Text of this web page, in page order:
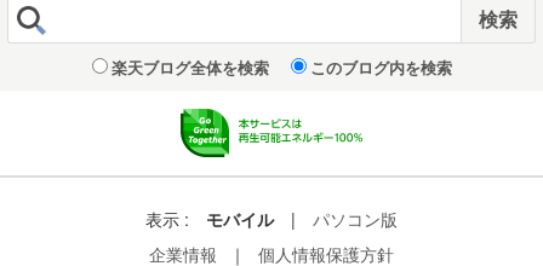
楽天ブログ全体を検索 このブログ内を検索
表示 : モバイル |
パソコン版
企業情報
｜ 個人情報保護方針